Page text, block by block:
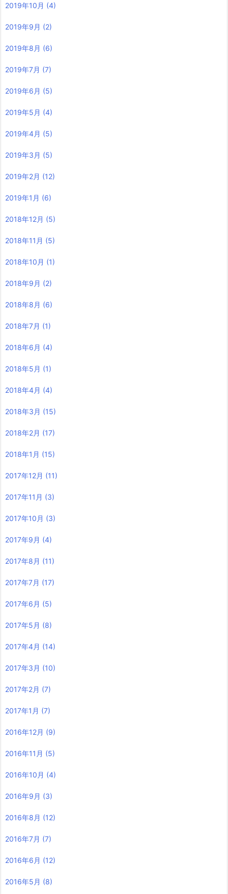
2019年10月 (4)
2019年9月 (2)
2019年8月 (6)
2019年7月 (7)
2019年6月 (5)
2019年5月 (4)
2019年4月 (5)
2019年3月 (5)
2019年2月 (12)
2019年1月 (6)
2018年12月 (5)
2018年11月 (5)
2018年10月 (1)
2018年9月 (2)
2018年8月 (6)
2018年7月 (1)
2018年6月 (4)
2018年5月 (1)
2018年4月 (4)
2018年3月 (15)
2018年2月 (17)
2018年1月 (15)
2017年12月 (11)
2017年11月 (3)
2017年10月 (3)
2017年9月 (4)
2017年8月 (11)
2017年7月 (17)
2017年6月 (5)
2017年5月 (8)
2017年4月 (14)
2017年3月 (10)
2017年2月 (7)
2017年1月 (7)
2016年12月 (9)
2016年11月 (5)
2016年10月 (4)
2016年9月 (3)
2016年8月 (12)
2016年7月 (7)
2016年6月 (12)
2016年5月 (8)